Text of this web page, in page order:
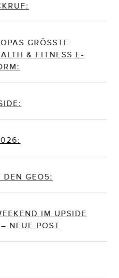
GRÖSSTE
& FITNESS E-
DEN GEO5:
IM UPSIDE
NEUE POST